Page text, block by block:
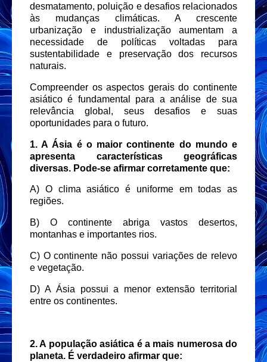
desmatamento, poluição e desafios relacionados
às mudanças climáticas. A crescente
urbanização e industrialização aumentam a
necessidade de políticas voltadas para
sustentabilidade e preservação dos recursos
naturais.
Compreender os aspectos gerais do continente
asiático é fundamental para a análise de sua
relevância global, seus desafios e suas
oportunidades para o futuro.
1. A Ásia é o maior continente do mundo e
apresenta características geográficas
diversas. Pode-se afirmar corretamente que:
A) O clima asiático é uniforme em todas as
regiões.
B) O continente abriga vastos desertos,
montanhas e importantes rios.
C) O continente não possui variações de relevo
e vegetação.
D) A Ásia possui a menor extensão territorial
entre os continentes.
2. A população asiática é a mais numerosa do
planeta. É verdadeiro afirmar que: